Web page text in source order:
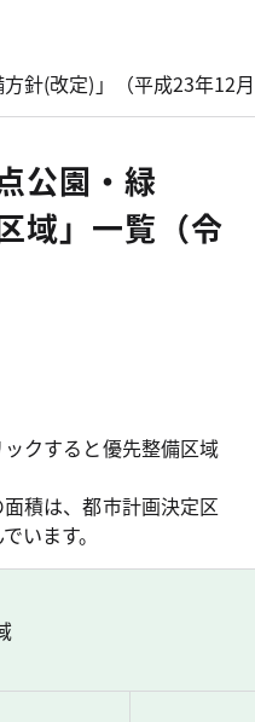
方針(改定)」（平成23年12
公園・緑
域」一覧（令
ックすると優先整備区域
積は、都市計画決定区
います。